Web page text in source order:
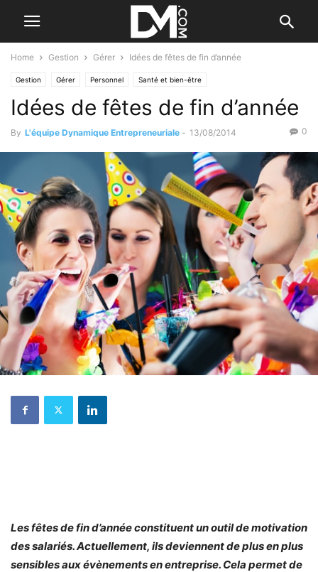
Home Gestion Gérer Idées de fêtes de fin d’année
Gestion Gérer Personnel Santé et bien-être
Idées de fêtes de fin d’année
By L'équipe Dynamique Entrepreneuriale - 13/08/2014 0
Les fêtes de fin d’année constituent un outil de motivation
des salariés. Actuellement, ils deviennent de plus en plus
sensibles aux évènements en entreprise. Cela permet de